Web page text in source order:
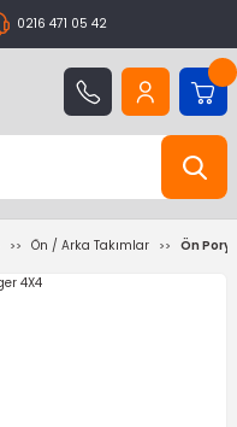
0216 471 05 42
Ön / Arka Takımlar Ön